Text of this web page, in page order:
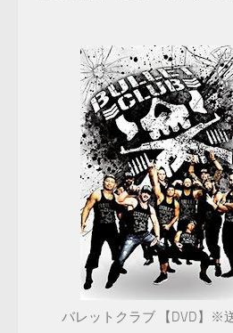
バレットクラブ 【DVD】※